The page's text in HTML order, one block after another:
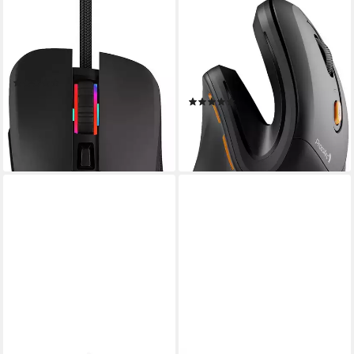
Stiker Gaming-Maus, RGB
LED Beleuchtung, USB,
kabelgebunden Gaming-Maus
(74)
15,90 €
lieferbar - in 3-4 Werktagen bei dir
EM11 NL Ergonomische
Vertikale Maus funkmaus fur
laptop kabellos ergonomische
Maus (Bluetooth, Funk,
Plug&Play)
28,99 € UVP 40,55 €
-29%
lieferbar - in 2-3 Werktagen bei dir